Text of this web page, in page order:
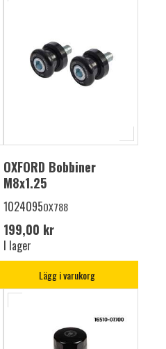
OXFORD Bobbiner
M8x1.25
1024095OX788
199,00 kr
I lager
Lägg i varukorg